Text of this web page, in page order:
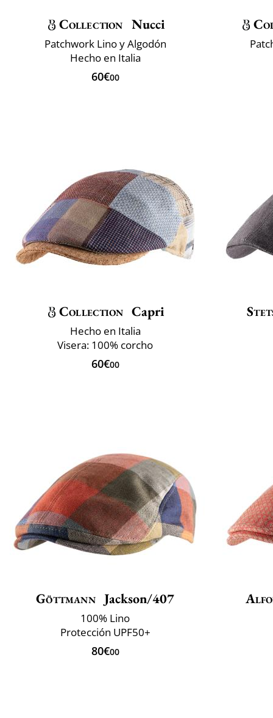
Collection Nucci
Patchwork Lino y Algodón
Hecho en Italia
60€00
Collection Capri
Hecho en Italia
Visera: 100% corcho
60€00
Göttmann Jackson/407
100% Lino
Protección UPF50+
80€00